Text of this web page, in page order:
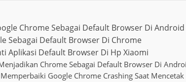
Chrome Sebagai Default Browser Di Android
Sebagai Default Browser Di Chrome
Aplikasi Default Browser Di Hp Xiaomi
Chrome Sebagai Default Browser Di
Google Chrome Crashing Saat Mencetak